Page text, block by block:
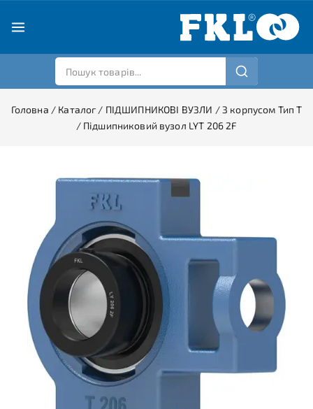
Головна / Каталог / ПІДШИПНИКОВІ ВУЗЛИ /З корпусом Тип T
/ Підшипниковий вузол LYT 206 2F